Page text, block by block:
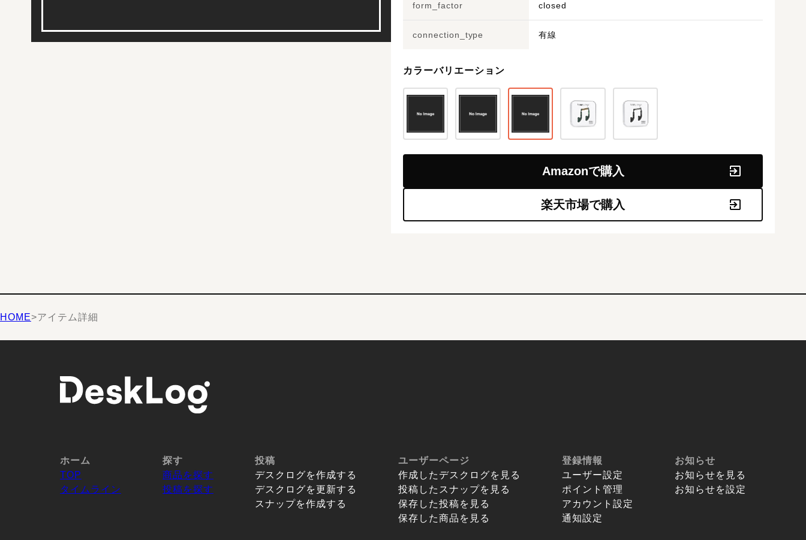
form_factor closed
connection_type 有線
カラーバリエーション
Amazonで購入
楽天市場で購入
HOME>アイテム詳細
ホーム
TOP
タイムライン
探す
商品を探す
投稿を探す
投稿
デスクログを作成する
デスクログを更新する
スナップを作成する
ユーザーページ
作成したデスクログを見る
投稿したスナップを見る
保存した投稿を見る
保存した商品を見る
登録情報
ユーザー設定
ポイント管理
アカウント設定
通知設定
お知らせ
お知らせを見る
お知らせを設定